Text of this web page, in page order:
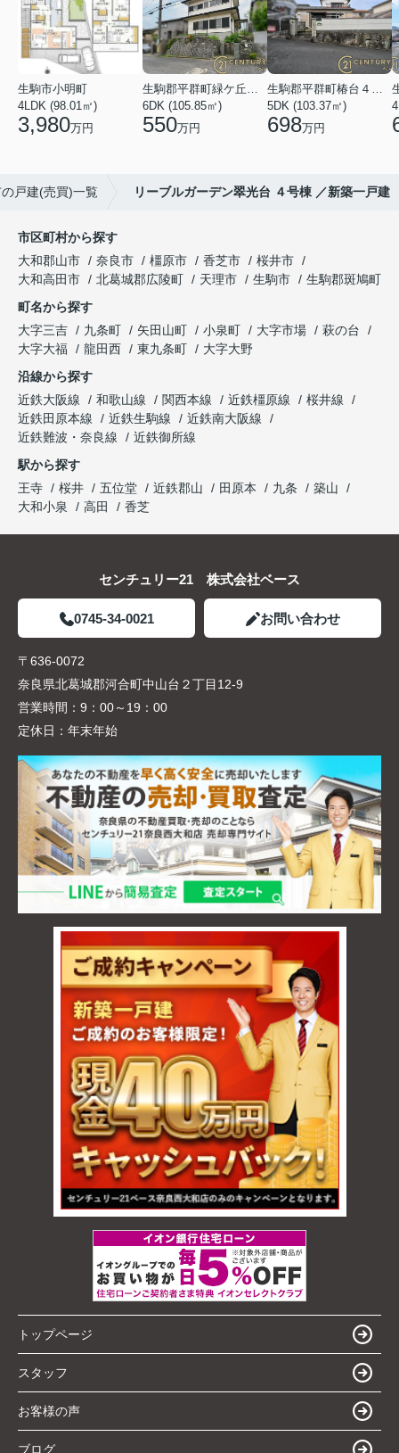
生駒市小明町
4LDK (98.01㎡)
3,980万円
6DK (105.85㎡)
550万円
5DK (103.37㎡)
698万円
戸建(売買)一覧 リーブルガーデン翠光台 ４号棟 ／新築一戸建
市区町村から探す
大和郡山市
奈良市 橿原市 香芝市
桜井市
大和高田市
北葛城郡広陵町 天理市 生駒市
生駒郡斑鳩町
町名から探す
大字三吉
九条町 矢田山町 小泉町 大字市場
萩の台
大字大福
龍田西 東九条町
大字大野
沿線から探す
近鉄大阪線
和歌山線 関西本線 近鉄橿原線
桜井線
近鉄田原本線
近鉄生駒線
近鉄南大阪線
近鉄難波・奈良線
近鉄御所線
駅から探す
王寺
桜井 五位堂 近鉄郡山 田原本 九条
築山
大和小泉
高田 香芝
センチュリー21 株式会社ベース
0745-34-0021 お問い合わせ
〒636-0072
奈良県北葛城郡河合町中山台２丁目12-9
営業時間： 9：00～19：00
定休日： 年末年始
トップページ
スタッフ
お客様の声
ブログ